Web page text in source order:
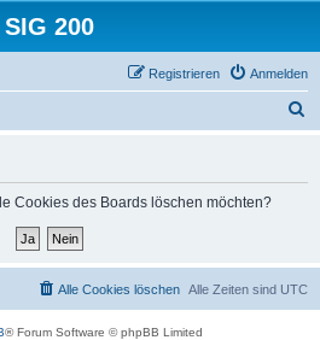
SIG 200
Anmelden
Registrieren
Cookies des Boards löschen möchten?
Alle Zeiten sind UTC
Alle Cookies löschen
® Forum Software © phpBB Limited